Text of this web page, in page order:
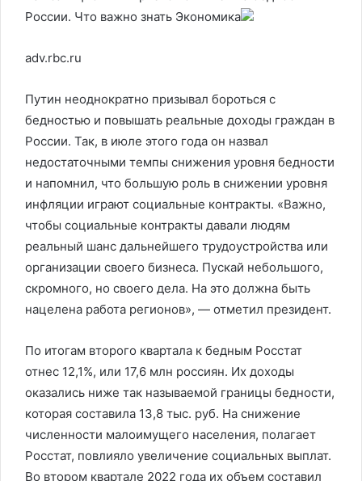
России. Что важно знать Экономика
adv.rbc.ru
Путин неоднократно призывал бороться с
бедностью и повышать реальные доходы граждан в
России. Так, в июле этого года он назвал
недостаточными темпы снижения уровня бедности
и напомнил, что большую роль в снижении уровня
инфляции играют социальные контракты. «Важно,
чтобы социальные контракты давали людям
реальный шанс дальнейшего трудоустройства или
организации своего бизнеса. Пускай небольшого,
скромного, но своего дела. На это должна быть
нацелена работа регионов», — отметил президент.
По итогам второго квартала к бедным Росстат
отнес 12,1%, или 17,6 млн россиян. Их доходы
оказались ниже так называемой границы бедности,
которая составила 13,8 тыс. руб. На снижение
численности малоимущего населения, полагает
Росстат, повлияло увеличение социальных выплат.
Во втором квартале 2022 года их объем составил